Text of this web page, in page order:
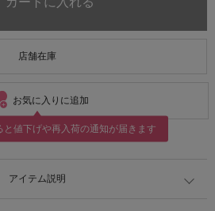
店舗在庫
お気に入りに追加
と値下げや再入荷の通知が届きます
アイテム説明